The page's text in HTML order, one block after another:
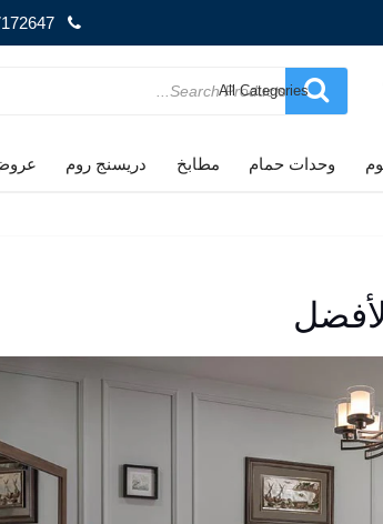
Search
for
وحدات حمام مطابخ دريسنج روم